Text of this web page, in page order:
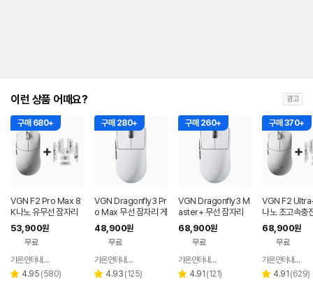
이런 상품 어때요? 광고
구매 680+
VGN F2 Pro Max 8
K나노 유무선 잠자리
게이밍 마우스 화이트
53,900원
무료
페이
가온인터내셔날
별 4.95 리
(580)
구매 280+
VGN Dragonfly3 Pr
o Max 무선 잠자리 게
이밍 마우스+젠더 화
이트
48,900원
무료
페이
가온인터내셔날
별 4.93 리
(125)
구매 260+
VGN Dragonfly3 M
aster+ 무선 잠자리
게이밍 마우스+젠더
화이트
68,900원
무료
가온인터내셔날
별 4.91 리
(121)
구매 370+
VGN F2
나노 초고속충
선 잠자리 게이
스 화이트
68,900원
무료
가온인터내셔날
별 4.91 리
(629)